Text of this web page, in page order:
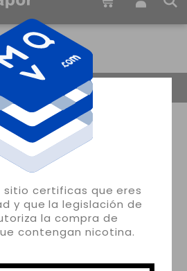
sitio certificas que eres
y que la legislación de
la compra de
contengan nicotina.
ser enviado en 45m: 50s